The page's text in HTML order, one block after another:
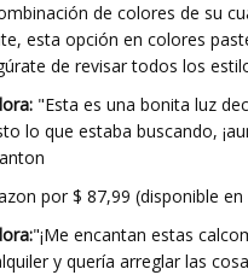
de colores de su
esta opción en colores
de revisar todos los
"Esta es una bonita luz
lo que estaba buscando,
por $ 87,99 (disponible
"¡Me encantan estas
y quería arreglar las